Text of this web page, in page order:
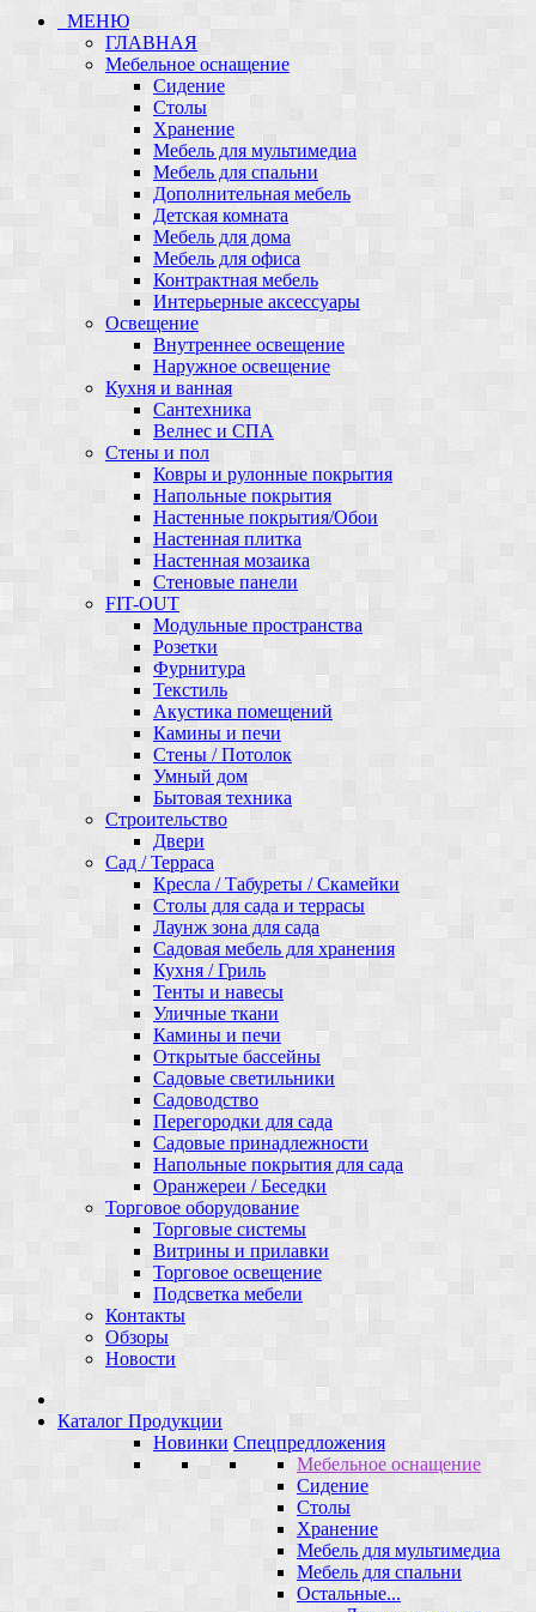
МЕНЮ
ГЛАВНАЯ
Мебельное оснащение
Сидение
Столы
Хранение
Мебель для мультимедиа
Мебель для спальни
Дополнительная мебель
Детская комната
Мебель для дома
Мебель для офиса
Контрактная мебель
Интерьерные аксессуары
Освещение
Внутреннее освещение
Наружное освещение
Кухня и ванная
Сантехника
Велнес и СПА
Стены и пол
Ковры и рулонные покрытия
Напольные покрытия
Настенные покрытия/Обои
Настенная плитка
Настенная мозаика
Стеновые панели
FIT-OUT
Модульные пространства
Розетки
Фурнитура
Текстиль
Акустика помещений
Камины и печи
Стены / Потолок
Умный дом
Бытовая техника
Строительство
Двери
Сад / Терраса
Кресла / Табуреты / Скамейки
Столы для сада и террасы
Лаунж зона для сада
Садовая мебель для хранения
Кухня / Гриль
Тенты и навесы
Уличные ткани
Камины и печи
Открытые бассейны
Садовые светильники
Садоводство
Перегородки для сада
Садовые принадлежности
Напольные покрытия для сада
Оранжереи / Беседки
Торговое оборудование
Торговые системы
Витрины и прилавки
Торговое освещение
Подсветка мебели
Контакты
Обзоры
Новости
Каталог Продукции
Новинки Спецпредложения
Мебельное оснащение
Сидение
Столы
Хранение
Мебель для мультимедиа
Мебель для спальни
Остальные...